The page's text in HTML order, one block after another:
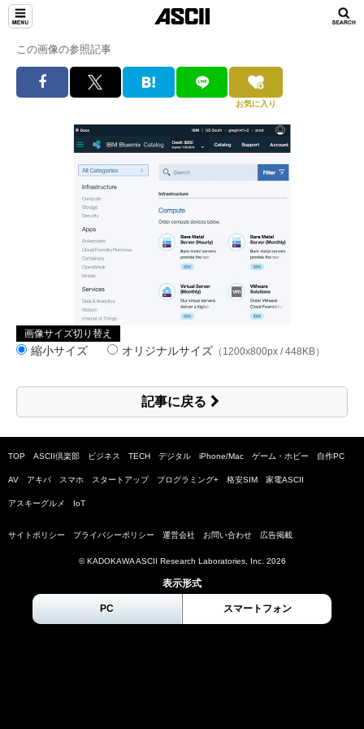
この画像の参照記事
お気に入り
画像サイズ切り替え
縮小サイズ オリジナルサイズ （1200x800px / 448KB）
記事に戻る
TOP ASCII倶楽部 ビジネス TECH デジタル iPhone/Mac ゲーム・ホビー 自作PC
AV アキバ スマホ スタートアップ プログラミング+ 格安SIM 家電ASCII
アスキーグルメ IoT
サイトポリシー プライバシーポリシー 運営会社 お問い合わせ 広告掲載
© KADOKAWA ASCII Research Laboratories, Inc. 2026
表示形式
PC スマートフォン